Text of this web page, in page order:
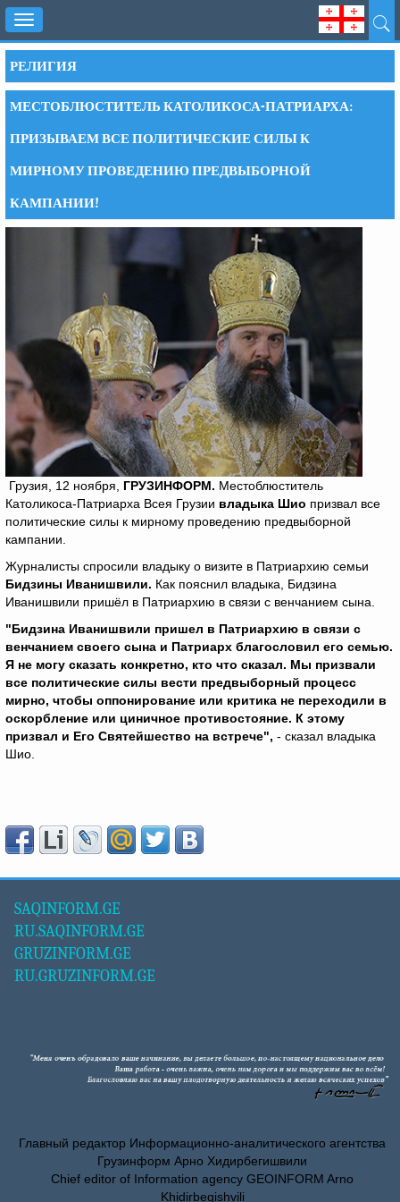
Toggle
navigation
РЕЛИГИЯ
МЕСТОБЛЮСТИТЕЛЬ КАТОЛИКОСА-ПАТРИАРХА:
ПРИЗЫВАЕМ ВСЕ ПОЛИТИЧЕСКИЕ СИЛЫ К
МИРНОМУ ПРОВЕДЕНИЮ ПРЕДВЫБОРНОЙ
КАМПАНИИ!
Грузия, 12 ноября, ГРУЗИНФОРМ. Местоблюститель
Католикоса-Патриарха Всея Грузии владыка Шио призвал все
политические силы к мирному проведению предвыборной
кампании.
Журналисты спросили владыку о визите в Патриархию семьи
Бидзины Иванишвили. Как пояснил владыка, Бидзина
Иванишвили пришёл в Патриархию в связи с венчанием сына.
"Бидзина Иванишвили пришел в Патриархию в связи с
венчанием своего сына и Патриарх благословил его семью.
Я не могу сказать конкретно, кто что сказал. Мы призвали
все политические силы вести предвыборный процесс
мирно, чтобы оппонирование или критика не переходили в
оскорбление или циничное противостояние. К этому
призвал и Его Святейшество на встрече", - сказал владыка
Шио.
SAQINFORM.GE
RU.SAQINFORM.GE
GRUZINFORM.GE
RU.GRUZINFORM.GE
Главный редактор Информационно-аналитического агентства
Грузинформ Арно Хидирбегишвили
Chief editor of Information agency GEOINFORM Arno
Khidirbegishvili